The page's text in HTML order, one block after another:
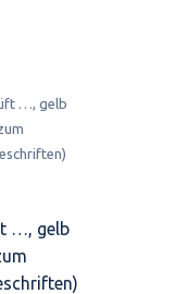
…, gelb